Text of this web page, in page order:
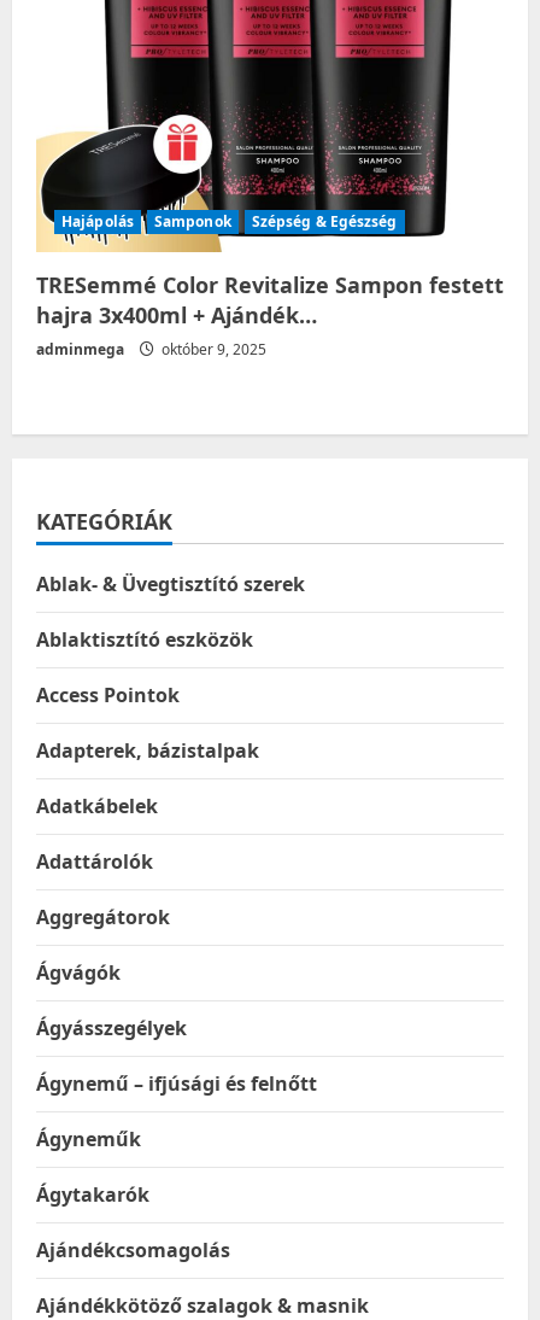
Hajápolás Samponok Szépség & Egészség
TRESemmé Color Revitalize Sampon festett
hajra 3x400ml + Ajándék…
adminmega október 9, 2025
KATEGÓRIÁK
Ablak- & Üvegtisztító szerek
Ablaktisztító eszközök
Access Pointok
Adapterek, bázistalpak
Adatkábelek
Adattárolók
Aggregátorok
Ágvágók
Ágyásszegélyek
Ágynemű – ifjúsági és felnőtt
Ágyneműk
Ágytakarók
Ajándékcsomagolás
Ajándékkötöző szalagok & masnik